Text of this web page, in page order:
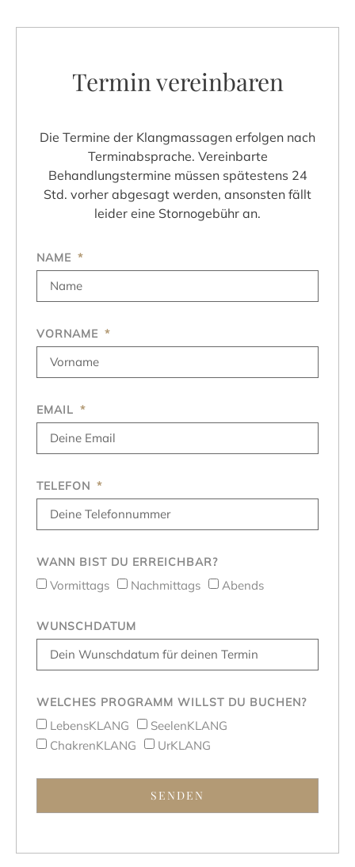
Termin vereinbaren
Die Termine der Klangmassagen erfolgen nach
Terminabsprache. Vereinbarte
Behandlungstermine müssen spätestens 24
Std. vorher abgesagt werden, ansonsten fällt
leider eine Stornogebühr an.
NAME
VORNAME
EMAIL
TELEFON
WANN BIST DU ERREICHBAR?
Vormittags Nachmittags Abends
WUNSCHDATUM
WELCHES PROGRAMM WILLST DU BUCHEN?
LebensKLANG
SeelenKLANG
ChakrenKLANG
UrKLANG
SENDEN